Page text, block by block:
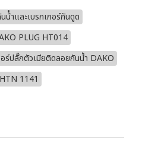
น้ําและเบรกเกอร์กันดูด
PLUG HT014
อร์ปลั๊กตัวเมียติดลอยกันน้ำ DAKO
1141